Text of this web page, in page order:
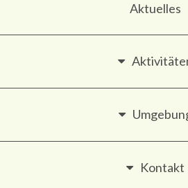
Aktuelles
Kontakt